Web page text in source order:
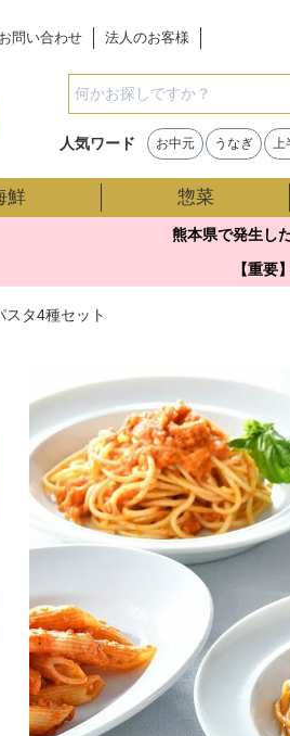
お問い合わせ 法人のお客様
検索
人気ワード お中元 うなぎ 上
鮮 惣菜
熊本県で発生し
【重
スタ4種セット